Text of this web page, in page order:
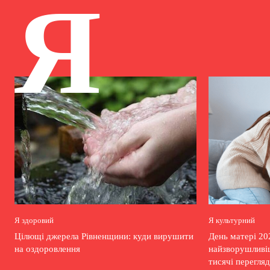
Я
Я здоровий
Цілющі джерела Рівненщини: куди вирушити
на оздоровлення
Я культурний
День матері
тисячі